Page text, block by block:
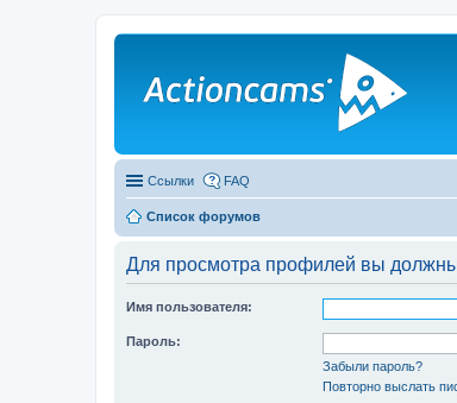
Ссылки FAQ
Список форумов
Для просмотра профилей вы
Имя пользователя:
Пароль:
Забыли пароль?
Повторно выслать